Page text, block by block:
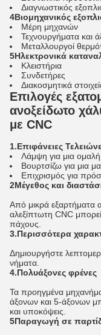
Διαγνωστικός
4Βιομηχανικός
Μέρη μηχανών
Τεχνουργήματα και
Μεταλλουργοί
5Ηλεκτρονικά
Κλειστήρια
Συνδετήρες
Διακοσμητικά
Επιλογές
ανοξείδωτο
με CNC
1.Επιφάνειες
Λάμψη για μια
Βουρτσίζω για μια
Επιχρισμός για
2Μέγεθος και
Από μικρά εξαρτήματα
αλεξίπτωτη CNC
πάχους.
3.Περισσότερα
Δημιουργήστε
νήματα.
4.Πολυάξονες φρένες
Τα προηγμένα
άξονων και 5-άξονων
και υποκόψεις.
5Παραγωγή σε